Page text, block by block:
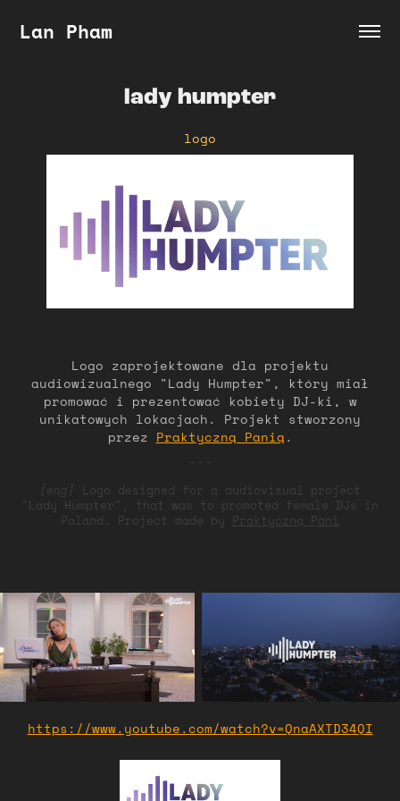
Lan Pham
lady humpter
logo
Logo zaprojektowane dla projektu
audiowizualnego "Lady Humpter", który miał
promować i prezentować kobiety DJ-ki, w
unikatowych lokacjach. Projekt stworzony
przez Praktyczną Panią .
---
[eng]
Logo designed for a audiovisual project
"Lady Humpter", that was to promoted female DJs in
Poland. Project made by
Praktyczną Pani
https://www.youtube.com/watch?v=QnaAXTD34QI